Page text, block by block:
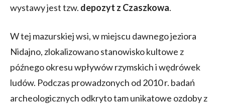
wystawy jest tzw. depozyt z Czaszkowa.
W tej mazurskiej wsi, w miejscu dawnego jeziora
Nidajno, zlokalizowano stanowisko kultowe z
późnego okresu wpływów rzymskich i wędrówek
ludów. Podczas prowadzonych od 2010 r. badań
archeologicznych odkryto tam unikatowe ozdoby z